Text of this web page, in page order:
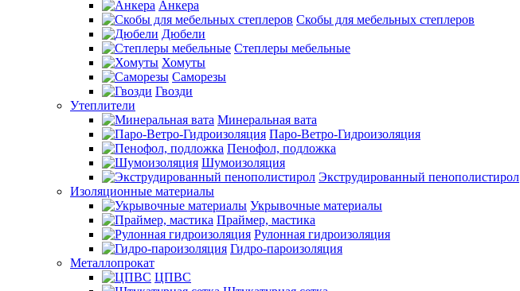
Анкера
Скобы для мебельных степлеров
Дюбели
Степлеры мебельные
Хомуты
Саморезы
Гвозди
Утеплители
Минеральная вата
Паро-Ветро-Гидроизоляция
Пенофол, подложка
Шумоизоляция
Экструдированный пенополистирол
Изоляционные материалы
Укрывочные материалы
Праймер, мастика
Рулонная гидроизоляция
Гидро-пароизоляция
Металлопрокат
ЦПВС